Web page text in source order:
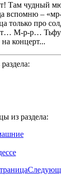
Там чудный
вспомню –
только про
М-р-р…
концерт...
из раздела: